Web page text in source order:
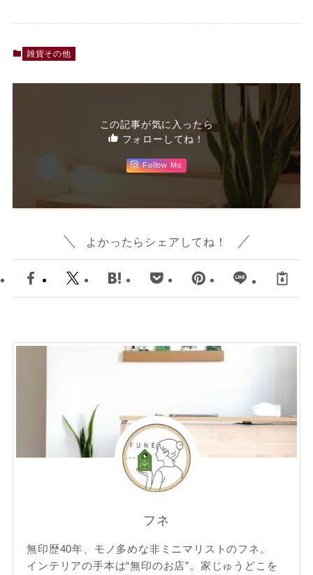
雑貨その他
この記事が気に入ったら
フォローしてね！
Follow Me
よかったらシェアしてね！
フネ
無印歴40年、モノ多めな非ミニマリストのフネ。
インテリアの手本は“無印のお店”。家じゅうどこを